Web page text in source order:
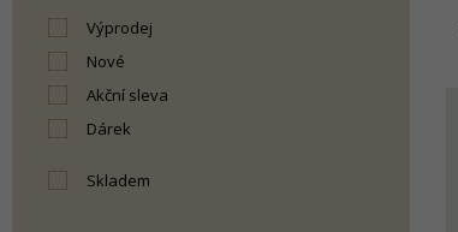
Výprodej
Nové
Akční sleva
Dárek
skladem